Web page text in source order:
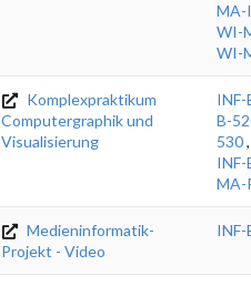
MA-
WI-
WI-
Komplexpraktikum
Computergraphik und
Visualisierung
B-
530
INF-
MA-
Medieninformatik-
Projekt - Video